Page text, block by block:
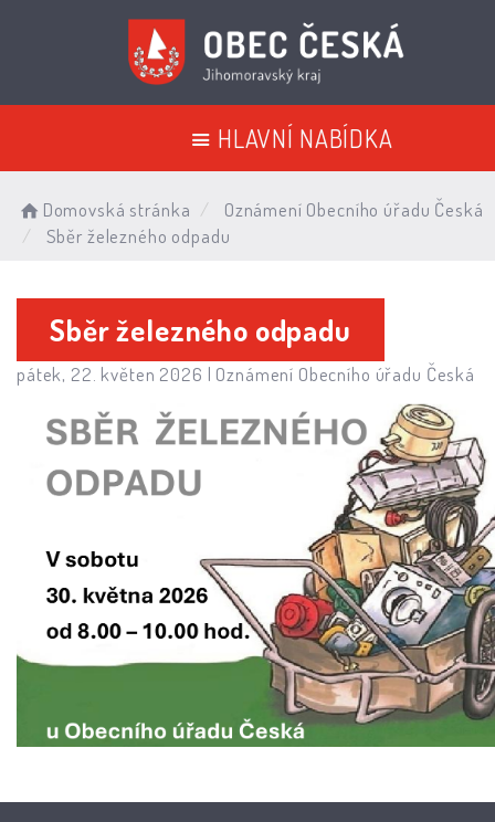
HLAVNÍ NABÍDKA
Domovská stránka
Oznámení Obecního úřadu Česká
Sběr železného odpadu
Sběr železného odpadu
pátek, 22. květen 2026 | Oznámení Obecního úřadu Česká